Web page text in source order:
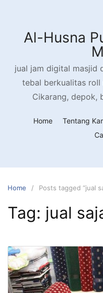
contentAl-Husna
jual jam digital masjid
tebal berkualitas roll
Cikarang, depok,
Home Tentang
Home Posts tagged “jual
Tag: jual